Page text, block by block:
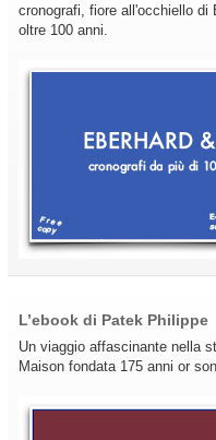
cronografi, fiore all'occhiello di
oltre 100 anni.
L’ebook di Patek Philippe
Un viaggio affascinante nella
Maison fondata 175 anni or